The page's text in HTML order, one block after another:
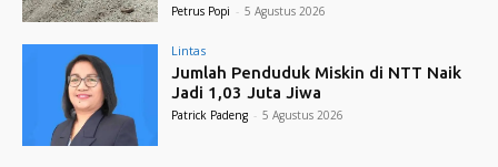
Petrus Popi - 5 Agustus 2026
Lintas
Jumlah Penduduk Miskin di NTT Naik
Jadi 1,03 Juta Jiwa
Patrick Padeng - 5 Agustus 2026